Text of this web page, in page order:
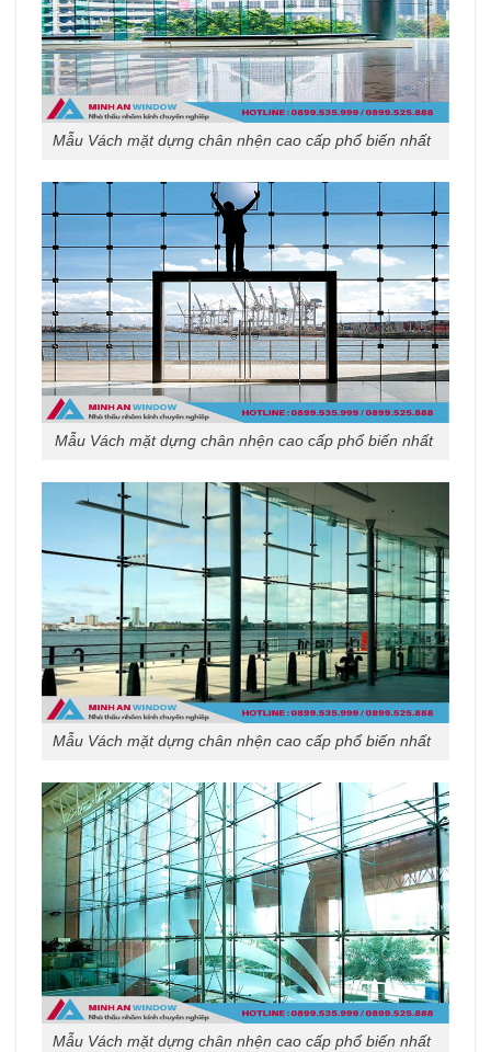
Mẫu Vách mặt dựng chân nhện cao cấp phổ biến nhất
Mẫu Vách mặt dựng chân nhện cao cấp phổ biến nhất
Mẫu Vách mặt dựng chân nhện cao cấp phổ biến nhất
Mẫu Vách mặt dựng chân nhện cao cấp phổ biến nhất